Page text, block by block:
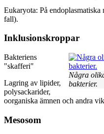
Eukaryota: På endoplasmatiska
fall).
Inklusionskroppar
Några
bakterier.
Bakteriens
"skafferi"
Lagring av lipider,
polysackarider,
oorganiska ämnen och andra
Mesosom